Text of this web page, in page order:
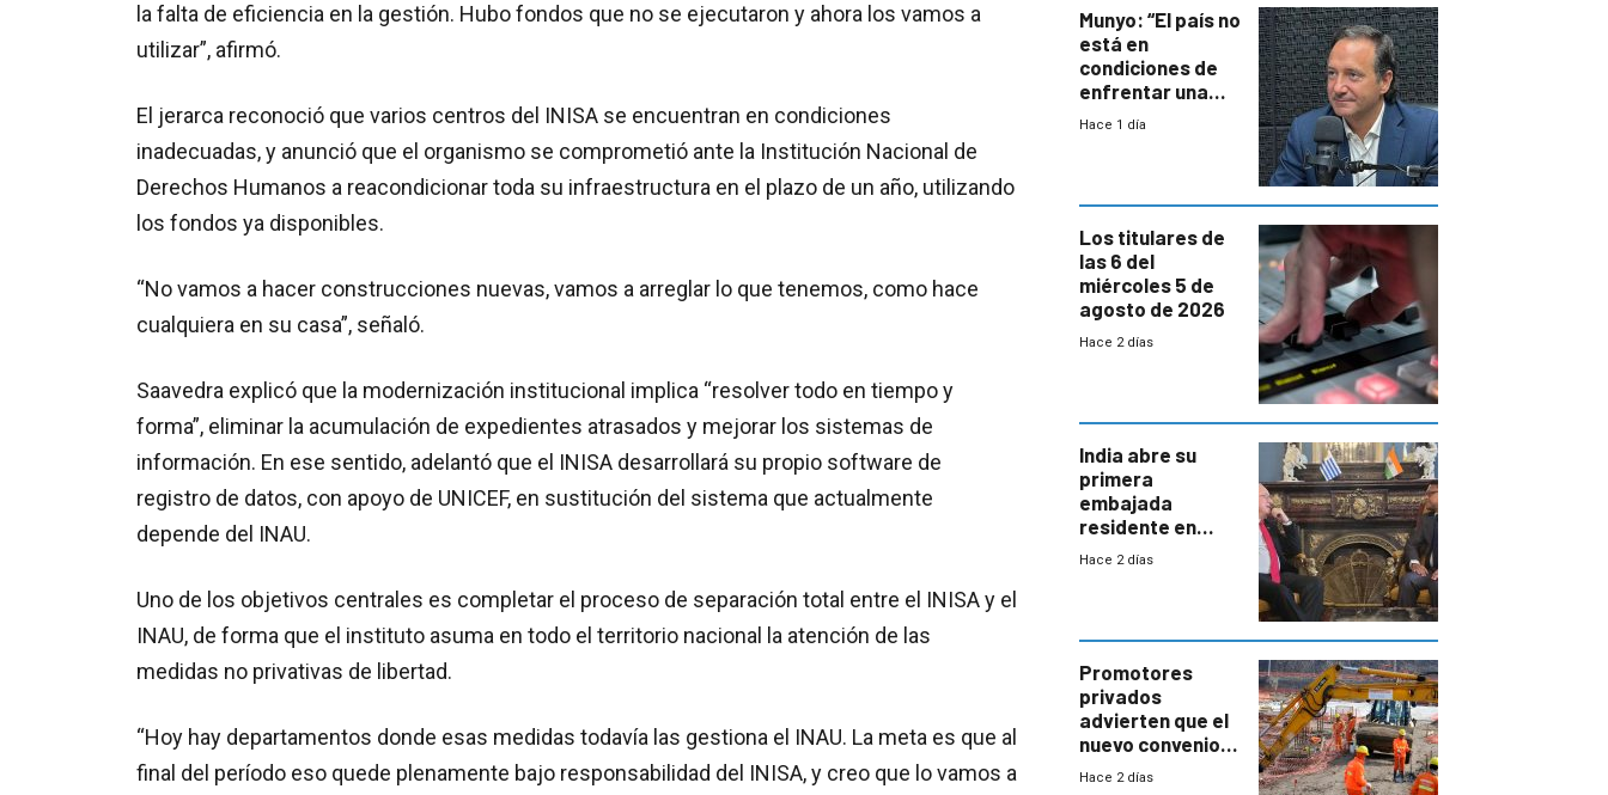
la falta de eficiencia en la gestión. Hubo fondos que no se ejecutaron y ahora los vamos a
utilizar”, afirmó.
El jerarca reconoció que varios centros del INISA se encuentran en condiciones
inadecuadas, y anunció que el organismo se comprometió ante la Institución Nacional de
Derechos Humanos a reacondicionar toda su infraestructura en el plazo de un año, utilizando
los fondos ya disponibles.
“No vamos a hacer construcciones nuevas, vamos a arreglar lo que tenemos, como hace
cualquiera en su casa”, señaló.
Saavedra explicó que la modernización institucional implica “resolver todo en tiempo y
forma”, eliminar la acumulación de expedientes atrasados y mejorar los sistemas de
información. En ese sentido, adelantó que el INISA desarrollará su propio software de
registro de datos, con apoyo de UNICEF, en sustitución del sistema que actualmente
depende del INAU.
Uno de los objetivos centrales es completar el proceso de separación total entre el INISA y el
INAU, de forma que el instituto asuma en todo el territorio nacional la atención de las
medidas no privativas de libertad.
“Hoy hay departamentos donde esas medidas todavía las gestiona el INAU. La meta es que al
final del período eso quede plenamente bajo responsabilidad del INISA, y creo que lo vamos a
Munyo: “El país no
está en
condiciones de
enfrentar una
reducción de la
Hace 1 día
Los titulares de
las 6 del
miércoles 5 de
agosto de 2026
Hace 2 días
India abre su
primera
embajada
residente en
Uruguay y crecen
enorme
potencial
Hace 2 días
Promotores
privados
advierten que el
nuevo convenio
de la
Hace 2 días